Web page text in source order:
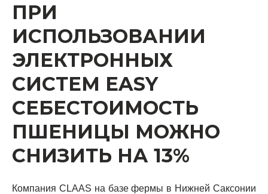
ПРИ
ИСПОЛЬЗОВАНИИ
ЭЛЕКТРОННЫХ
СИСТЕМ EASY
СЕБЕСТОИМОСТЬ
ПШЕНИЦЫ МОЖНО
СНИЗИТЬ НА 13%
Компания CLAAS на базе фермы в Нижней Саксонии